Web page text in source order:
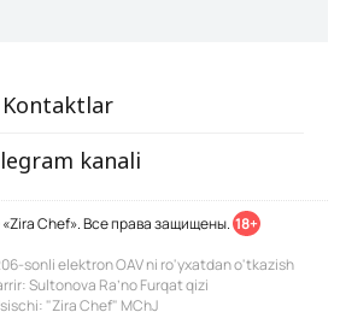
Kontaktlar
kanali
Chef». Все права защищены. 18+
sonli elektron OAV ni ro'yxatdan o'tkazish
Sultonova Ra’no Furqat qizi
"Zira Chef" MChJ